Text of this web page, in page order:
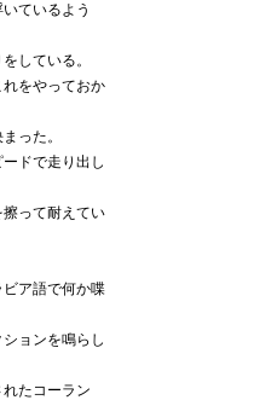
ているよう
している。
をやっておか
った。
ドで走り出し
って耐えてい
ア語で何か喋
ョンを鳴らし
たコーラン